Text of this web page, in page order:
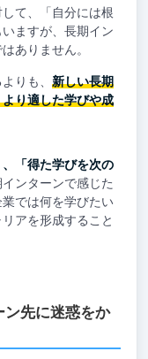
て、「自分には根
ますが、長期イン
ありません。
りも、 新しい長期
り適した学びや成
「得た学びを次の
ンターンで感じた
では何を学びたい
アを形成すること
先に迷惑をか